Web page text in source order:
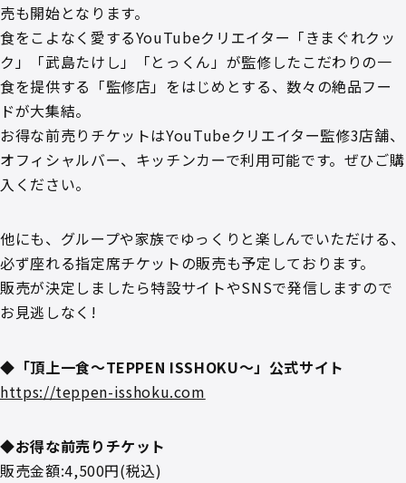
売も開始となります。
⾷をこよなく愛するYouTubeクリエイター「きまぐれクッ
ク」「武島たけし」「とっくん」が監修したこだわりの⼀
⾷を提供する「監修店」をはじめとする、数々の絶品フー
ドが⼤集結。
お得な前売りチケットはYouTubeクリエイター監修3店舗、
オフィシャルバー、キッチンカーで利⽤可能です。ぜひご購
⼊ください。
他にも、グループや家族でゆっくりと楽しんでいただける、
必ず座れる指定席チケットの販売も予定しております。
販売が決定しましたら特設サイトやSNSで発信しますので
お⾒逃しなく!
◆「頂上一食～TEPPEN ISSHOKU～」公式サイト
https://teppen-isshoku.com
◆お得な前売りチケット
販売金額:4,500円(税込)